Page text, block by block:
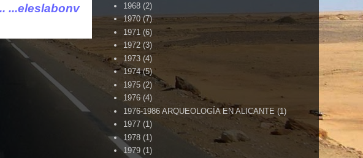
..... BLOG HERMANO DE VILLENA CUÉNTAME ......
1968 (2)
1970 (7)
1971 (6)
1972 (3)
1973 (4)
1974 (5)
1975 (2)
1976 (4)
1976-1986 ARQUEOLOGÍA EN ALICANTE (1)
1977 (1)
1978 (1)
1979 (1)